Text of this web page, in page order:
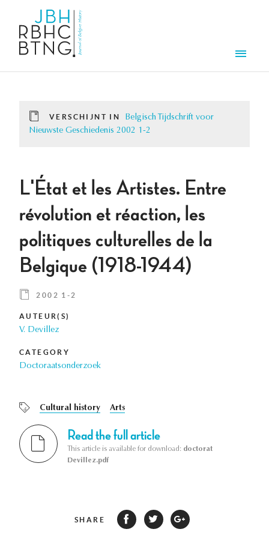
VERSCHIJNT IN
Belgisch Tijdschrift voor
Nieuwste Geschiedenis 2002 1-2
L'État et les Artistes. Entre
révolution et réaction, les
politiques culturelles de la
Belgique (1918-1944)
2002 1-2
AUTEUR(S)
V. Devillez
CATEGORY
Doctoraatsonderzoek
Cultural history Arts
Read the full article
This article is available for download: doctorat
Devillez.pdf
SHARE